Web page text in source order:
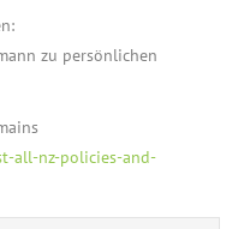
zu persönlichen
all-nz-policies-and-